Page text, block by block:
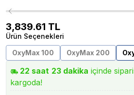
3,839.61 TL
Ürün Seçenekleri
OxyMax 100
OxyMax 200
22 saat 23 dakika içinde
kargoda!